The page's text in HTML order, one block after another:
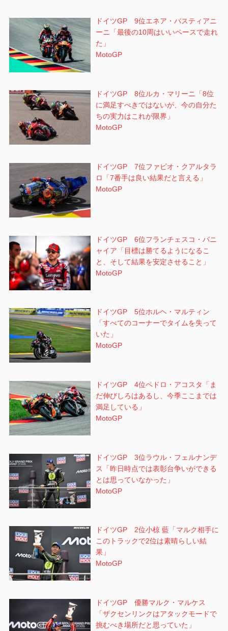
ドイツGP 9位エネア・バスティアニ
ーニ「最後の10周はいいペースで走れ
た」
MotoGP
ドイツGP 8位ルカ・マリーニ「8位
に満足すべきではないが、今の自分た
ちの実力はこれが限界」
MotoGP
ドイツGP 7位ファビオ・クアルタラ
ロ「7番手は良い結果だと言える」
MotoGP
ドイツGP 6位フランチェスコ・バニ
ャイア「目標は勝てるようになるこ
と、そして結果を安定させること」
MotoGP
ドイツGP 5位ホルヘ・マルティン
「すべてのコーナーでタイムを失って
いた」
MotoGP
ドイツGP 4位ペドロ・アコスタ「ま
だ伸びしろはあるし、今季ここまでは
満足している」
MotoGP
ドイツGP 3位ラウル・フェルナンデ
ス「昨日時点では表彰台争いができる
とは思っていなかった」
MotoGP
ドイツGP 2位小椋 藍「マルク相手に
このトラックで2位は素晴らしい結
果」
MotoGP
ドイツGP 優勝マルク・マルケス
「ザクセンリンクはアタックモードで
挑むべき場所だと思っていた」